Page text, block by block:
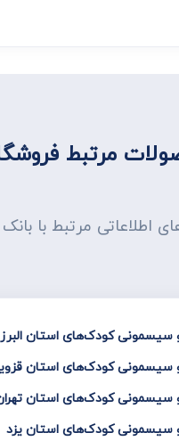
مرتبط
اطلاعاتی مرتبط با
سیسمونی کودک‌های استان البرز
سیسمونی کودک‌های استان
سیسمونی کودک‌های استان
سیسمونی کودک‌های استان یزد